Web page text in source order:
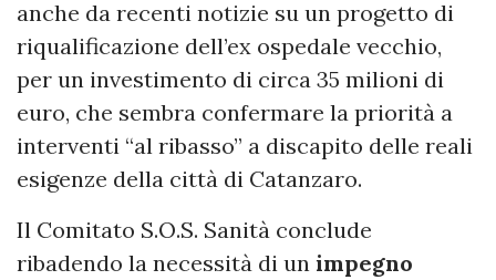
anche da recenti notizie su un progetto di
riqualificazione dell’ex ospedale vecchio,
per un investimento di circa 35 milioni di
euro, che sembra confermare la priorità a
interventi “al ribasso” a discapito delle reali
esigenze della città di Catanzaro.
Il Comitato S.O.S. Sanità conclude
ribadendo la necessità di un impegno